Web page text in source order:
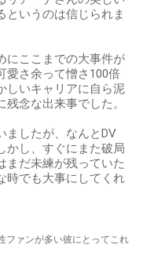
というのは信じられま
にここまでの大事件が
愛さ余って憎さ100倍
しいキャリアに自ら泥
念な出来事でした。
ましたが、なんとDV
かし、すぐにまた破局
まだ未練が残っていた
時でも大事にしてくれ
ファンが多い彼にとってこれ